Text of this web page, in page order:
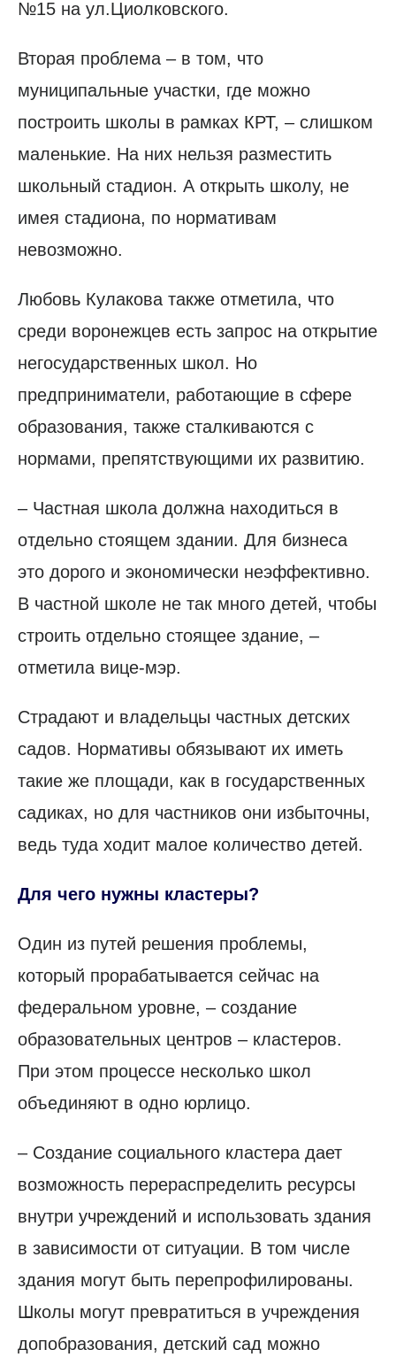
№15 на ул.Циолковского.
Вторая проблема – в том, что
муниципальные участки, где можно
построить школы в рамках КРТ, – слишком
маленькие. На них нельзя разместить
школьный стадион. А открыть школу, не
имея стадиона, по нормативам
невозможно.
Любовь Кулакова также отметила, что
среди воронежцев есть запрос на открытие
негосударственных школ. Но
предприниматели, работающие в сфере
образования, также сталкиваются с
нормами, препятствующими их развитию.
– Частная школа должна находиться в
отдельно стоящем здании. Для бизнеса
это дорого и экономически неэффективно.
В частной школе не так много детей, чтобы
строить отдельно стоящее здание, –
отметила вице-мэр.
Страдают и владельцы частных детских
садов. Нормативы обязывают их иметь
такие же площади, как в государственных
садиках, но для частников они избыточны,
ведь туда ходит малое количество детей.
Для чего нужны кластеры?
Один из путей решения проблемы,
который прорабатывается сейчас на
федеральном уровне, – создание
образовательных центров – кластеров.
При этом процессе несколько школ
объединяют в одно юрлицо.
– Создание социального кластера дает
возможность перераспределить ресурсы
внутри учреждений и использовать здания
в зависимости от ситуации. В том числе
здания могут быть перепрофилированы.
Школы могут превратиться в учреждения
допобразования, детский сад можно